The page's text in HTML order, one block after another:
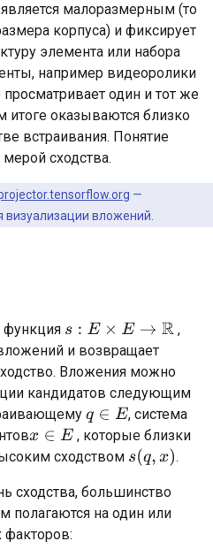
малоразмерным (то
корпуса) и фиксирует
элемента или набора
например видеоролики
один и тот же
итоге оказываются близко
встраивания. Понятие
мерой сходства.
—
визуализации вложений.
функция s E ×E→R
,
и возвращает
Вложения можно
кандидатов следующим
q ∈E
, система
x∈E
, которые близки
сходством s(q,x ) .
сходства, большинство
полагаются на один или